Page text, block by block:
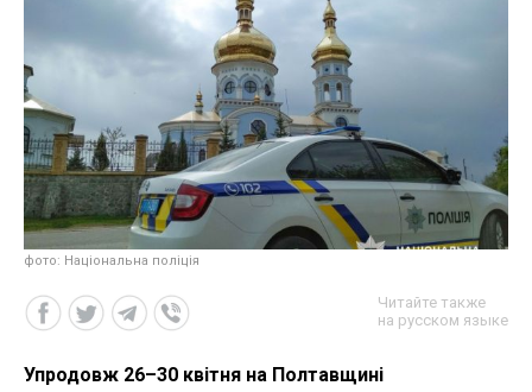
фото: Національна поліція
Читайте также
на русском языке
Упродовж 26–30 квітня на Полтавщині